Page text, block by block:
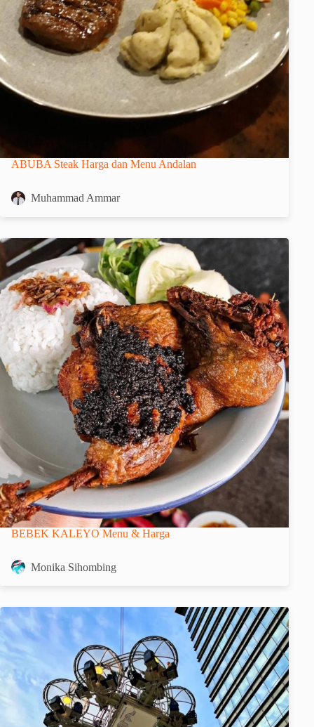
ABUBA Steak Harga dan Menu Andalan
Muhammad Ammar
BEBEK KALEYO Menu & Harga
Monika Sihombing